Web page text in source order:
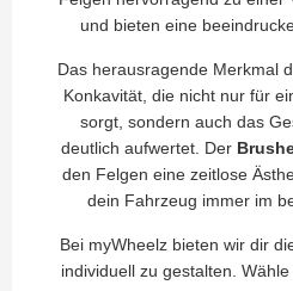
und bieten eine
Das herausragende Merkmal
Konkavität, die nicht nur für
sorgt, sondern auch das
deutlich aufwertet. Der
den Felgen eine zeitlose
dein Fahrzeug immer im
Bei myWheelz bieten wir dir
individuell zu gestalten. Wähle